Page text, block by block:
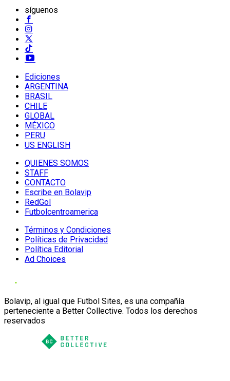
síguenos
Ediciones
ARGENTINA
BRASIL
CHILE
GLOBAL
MÉXICO
PERU
US ENGLISH
QUIENES SOMOS
STAFF
CONTACTO
Escribe en Bolavip
RedGol
Futbolcentroamerica
Términos y Condiciones
Políticas de Privacidad
Política Editorial
Ad Choices
Bolavip, al igual que Futbol Sites, es una compañía
perteneciente a Better Collective. Todos los derechos
reservados